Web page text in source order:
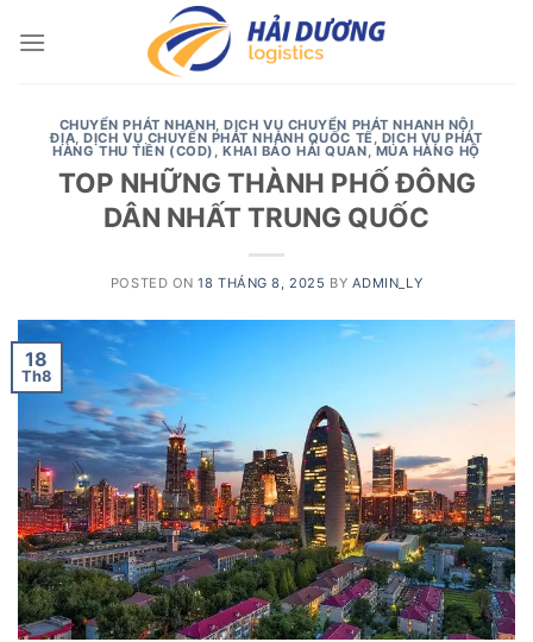
CHUYỂN PHÁT NHANH,DỊCH VỤ CHUYỂN PHÁT NHANH NỘI
ĐỊA,DỊCH VỤ CHUYỂN PHÁT NHANH QUỐC TẾ, DỊCH VỤ PHÁT
HÀNG THU TIỀN (COD) , KHAI BÁO HẢI QUAN, MUA HÀNG HỘ
TOP NHỮNG THÀNH PHỐ ĐÔNG
DÂN NHẤT TRUNG QUỐC
POSTED ON18 THÁNG 8, 2025 BY ADMIN_LY
18
Th8